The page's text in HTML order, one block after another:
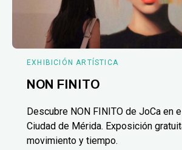
EXHIBICIÓN ARTÍSTICA
NON FINITO
Descubre NON FINITO de JoCa en
Ciudad de Mérida. Exposición
movimiento y tiempo.